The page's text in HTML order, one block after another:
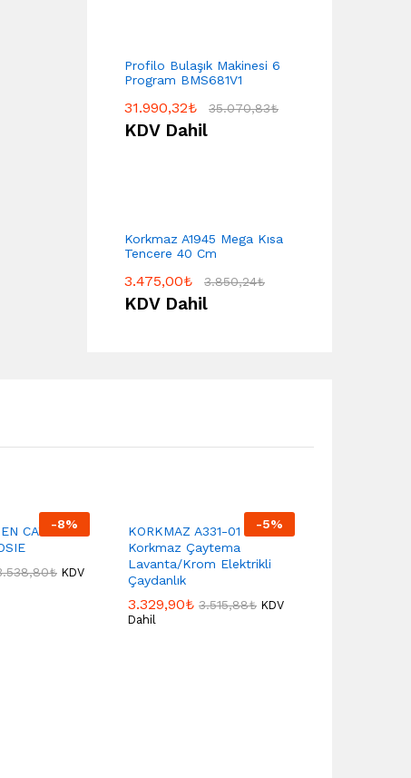
Profilo Bulaşık Makinesi 6
Program BMS681V1
31.990,32₺ 35.070,83₺
KDV Dahil
Korkmaz A1945 Mega Kısa
Tencere 40 Cm
3.475,00₺ 3.850,24₺
KDV Dahil
-8%
CAY
₺ KDV
-5%
KORKMAZ A331-01
Korkmaz Çaytema
Lavanta/Krom Elektrikli
Çaydanlık
3.329,90₺ 3.515,88₺ KDV
Dahil